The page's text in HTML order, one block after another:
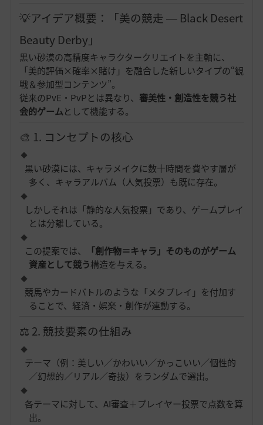
💡アイデア概要：「美の競走 ― Black Desert
Beauty Derby」
黒い砂漠の高精度キャラクタークリエイトを主軸に、
「美的評価×確率×賭け」を融合した新しいタイプの“観
戦＆参加型コンテンツ”。
従来のPvE・PvPとは異なり、 審美性・創造性を競う社
会的ゲームとして機能する。
🎨 1. コンセプトの核心
黒い砂漠には、キャラメイクに数十時間を費やす層が
多く、キャラアルバム（人気投票）も既に存在。
しかしそれは「静的な人気投票」であり、ゲームプレイ
とは分離している。
この提案では、
「創作物＝キャラ」そのものがゲーム
資産として競う構造を与える。
競馬やカードバトルのような「メタプレイ」を付加す
ることで、経済・娯楽・創作が連動する。
⚖️ 2. 競技要素の仕組み
テーマ（例：美しい／かわいい／かっこいい／個性的
／幻想的／リアル／奇抜）をランダムで選出。
各テーマに対して、AI審査＋プレイヤー投票で点数を算
出。